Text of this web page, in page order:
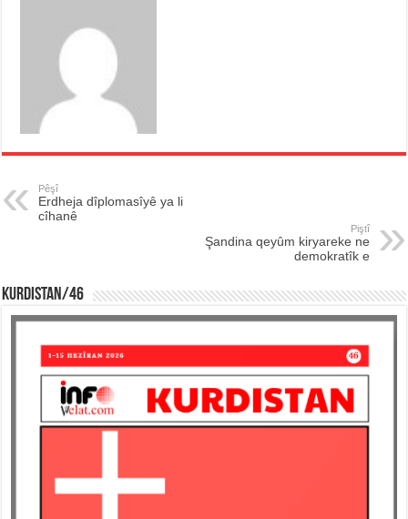
Pêşî
Erdheja dîplomasîyê ya li
cîhanê
Piştî
Şandina qeyûm kiryareke ne
demokratîk e
KURDISTAN/46